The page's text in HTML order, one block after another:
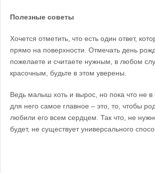
Полезные советы
Хочется отметить, что есть один ответ,
прямо на поверхности. Отмечать день
пожелаете и считаете нужным, в любом
красочным, будьте в этом уверены.
Ведь малыш хоть и вырос, но пока что не в
для него самое главное – это, то, чтобы
любили его всем сердцем. Так что, не
будет, не существует универсального